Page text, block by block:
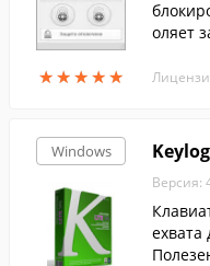
★★★★★
★★★★★
оляет
еру.
Windows
Версия: